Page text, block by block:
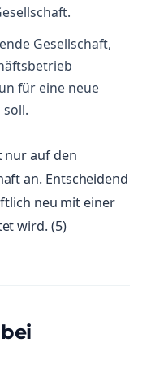
Gesellschaft,
für eine neue
nur auf den
an. Entscheidend
neu mit einer
wird. (5)